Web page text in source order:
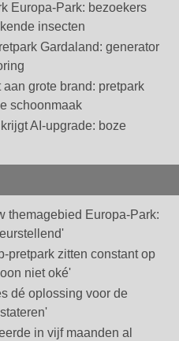
Europa-Park: bezoekers
insecten
Gardaland: generator
grote brand: pretpark
schoonmaak
AI-upgrade: boze
themagebied Europa-Park:
pretpark zitten constant op
niet oké'
dé oplossing voor de
in vijf maanden al